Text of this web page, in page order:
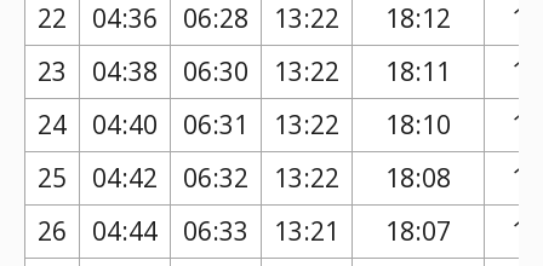
22
04:36 06:28 13:22 18:12
23
04:38 06:30 13:22 18:11
24
04:40 06:31 13:22 18:10
25
04:42 06:32 13:22 18:08
26
04:44 06:33 13:21 18:07